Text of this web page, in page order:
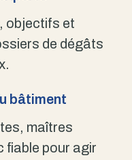
objectifs et
de dégâts
bâtiment
maîtres
fiable pour agir